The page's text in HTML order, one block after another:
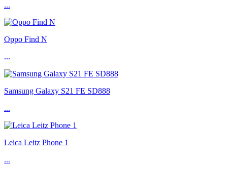
...
Oppo Find N
...
Samsung Galaxy S21 FE SD888
...
Leica Leitz Phone 1
...